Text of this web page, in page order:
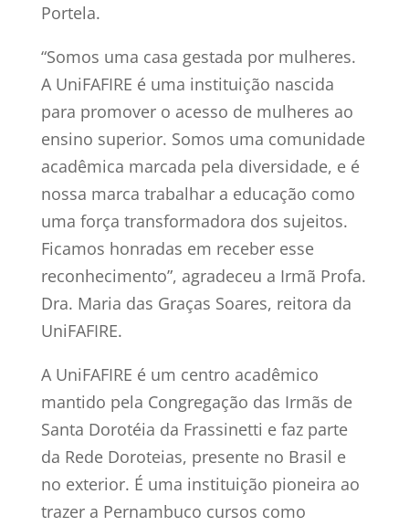
Portela.
“Somos uma casa gestada por mulheres.
A UniFAFIRE é uma instituição nascida
para promover o acesso de mulheres ao
ensino superior. Somos uma comunidade
acadêmica marcada pela diversidade, e é
nossa marca trabalhar a educação como
uma força transformadora dos sujeitos.
Ficamos honradas em receber esse
reconhecimento”, agradeceu a Irmã Profa.
Dra. Maria das Graças Soares, reitora da
UniFAFIRE.
A UniFAFIRE é um centro acadêmico
mantido pela Congregação das Irmãs de
Santa Dorotéia da Frassinetti e faz parte
da Rede Doroteias, presente no Brasil e
no exterior. É uma instituição pioneira ao
trazer a Pernambuco cursos como